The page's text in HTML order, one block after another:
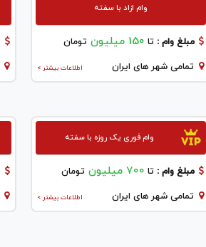
وام ازاد با سفته
مبلغ وام :تا 150 میلیون تومان
اطلاعات بیشتر > تمامی شهر های ایران
وام فوری یک روزه با سفته
مبلغ وام :تا 700 میلیون تومان
اطلاعات بیشتر > تمامی شهر های ایران